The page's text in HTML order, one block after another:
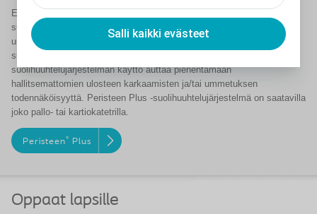
Salli kaikki evästeet
Etsitkö ratkaisua suolen ongelmiin? Peristeen Plus on
suolihuuhtelujärjestelmä niille, jotka kärsivät ulosteinkontinenssista ja
ummetuksesta. Se tyhjentää suolen veden avulla, joka johdetaan
suoleen peräsuolikatetrin avulla. Peristeen Plus -
suolihuuhtelujärjestelmän käyttö auttaa pienentämään
hallitsemattomien ulosteen karkaamisten ja/tai ummetuksen
todennäköisyyttä. Peristeen Plus -suolihuuhtelujärjestelmä on saatavilla
joko pallo- tai kartiokatetrilla.
Peristeen® Plus
Oppaat lapsille